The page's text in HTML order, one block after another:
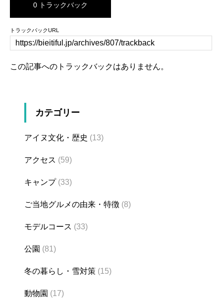
0 トラックバック
トラックバックURL
この記事へのトラックバックはありません。
カテゴリー
アイヌ文化・歴史 (13)
アクセス (59)
キャンプ(33)
ご当地グルメの由来・特徴 (8)
モデルコース (33)
公園 (81)
冬の暮らし・雪対策 (15)
動物園 (17)